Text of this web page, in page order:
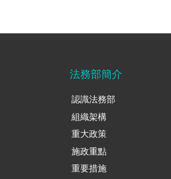
法務部簡介
認識法務部
組織架構
重大政策
施政重點
重要措施